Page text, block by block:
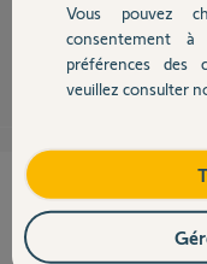
Devis avec un
Contact
Anonyme
Cette
Vous pouvez
consentement
préférences des
veuillez consulter